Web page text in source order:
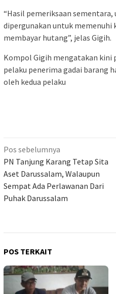
“Hasil pemeriksaan
dipergunakan untuk memenuhi
membayar hutang”, jelas Gigih.
Kompol Gigih mengatakan kini
pelaku penerima gadai barang
oleh kedua pelaku
Navigasi
pos
Pos sebelumnya
PN Tanjung Karang Tetap Sita
Aset Darussalam, Walaupun
Sempat Ada Perlawanan Dari
Puhak Darussalam
POS TERKAIT